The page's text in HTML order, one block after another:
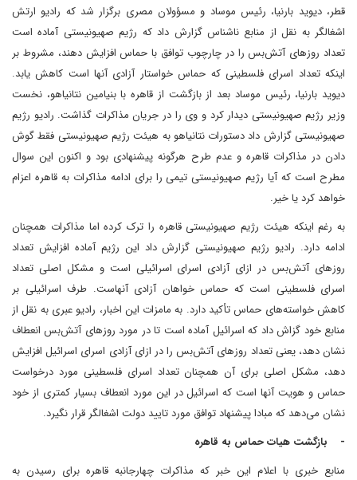
قطر، دیوید بارنیا، رئیس موساد و مسؤولان مصری برگزار شد که رادیو ارتش
اشغالگر به نقل از منابع ناشناس گزارش داد که رژیم صهیونیستی آماده‌ است
تعداد روزهای آتش‌بس را در چارچوب توافق با حماس افزایش دهند، مشروط بر
اینکه تعداد اسرای فلسطینی که حماس خواستار آزادی آنها است کاهش یابد.
دیوید بارنیا، رئیس موساد بعد از بازگشت از قاهره با بنیامین نتانیاهو، نخست
وزیر رژیم صهیونیستی دیدار کرد و وی را در جریان مذاکرات گذاشت. رادیو رژیم
صهیونیستی گزارش داد دستورات نتانیاهو به هیئت رژیم صهیونیستی فقط گوش
دادن در مذاکرات قاهره و عدم طرح هرگونه پیشنهادی بود و اکنون این سوال
مطرح است که آیا رژیم صهیونیستی تیمی را برای ادامه مذاکرات به قاهره اعزام
خواهد کرد یا خیر.
به رغم اینکه هیئت رژیم صهیونیستی قاهره را ترک کرده اما مذاکرات همچنان
ادامه دارد. رادیو رژیم صهیونیستی گزارش داد این رژیم آماده افزایش تعداد
روزهای آتش‌بس در ازای آزادی اسرای اسرائیلی است و مشکل اصلی تعداد
اسرای فلسطینی است که حماس خواهان آزادی آنهاست. طرف اسرائیلی بر
کاهش خواسته‌های حماس تأکید دارد. به مامزات این اخبار، رادیو عبری به نقل از
منابع خود گزاش داد که اسرائیل آماده است تا در مورد روزهای آتش‌بس انعطاف
نشان دهد، یعنی تعداد روزهای آتش‌بس را در ازای آزادی اسرای اسرائیل افزایش
دهد، مشکل اصلی برای آن همچنان تعداد اسرای فلسطینی مورد درخواست
حماس و هویت آنها است که اسرائیل در این مورد انعطاف بسیار کمتری از خود
نشان می‌دهد که مبادا پیشنهاد توافق مورد تایید دولت اشغالگر قرار نگیرد.
- بازگشت هیات حماس به قاهره
منابع خبری با اعلام این خبر که مذاکرات چهارجانبه قاهره برای رسیدن به